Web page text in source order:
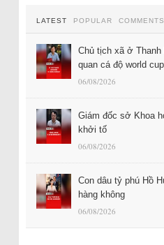
LATEST POPULAR COMMENTS
Chủ tịch xã ở
quan cá độ world cup
06/08/2026
Giám đốc sở Khoa
khởi tố
06/08/2026
Con dâu tỷ phú Hồ
hàng không
06/08/2026